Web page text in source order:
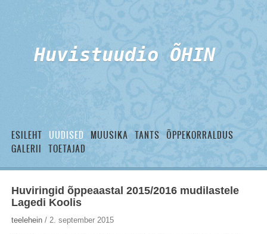
Huvistuudio ÕHIN
ESILEHT UUDISED MUUSIKA TANTS ÕPPEKORRALDUS
GALERII
TOETAJAD
Huviringid õppeaastal 2015/2016 mudilastele
Lagedi Koolis
teelehein / 2. september 2015